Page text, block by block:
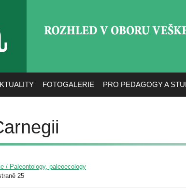
FOTOGALERIE PRO PEDAGOGY A
/ Paleontology, paleoecology
25